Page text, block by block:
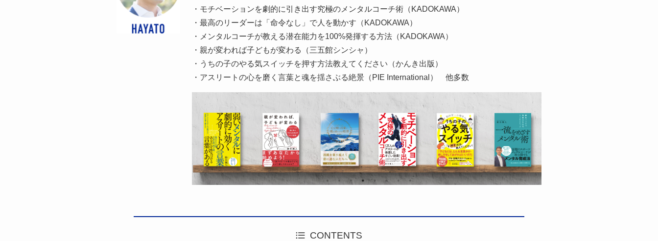
・モチベーションを劇的に引き出す究極のメンタルコーチ術（KADOKAWA）
・最高のリーダーは「命令なし」で人を動かす（KADOKAWA）
・メンタルコーチが教える潜在能力を100%発揮する方法（KADOKAWA）
・親が変われば子どもが変わる（三五館シンシャ）
・うちの子のやる気スイッチを押す方法教えてください（かんき出版）
・アスリートの心を磨く言葉と魂を揺さぶる絶景（PIE International） 他多数
CONTENTS